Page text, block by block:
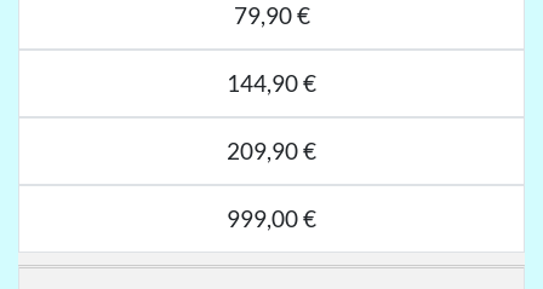
79,90 €
144,90 €
209,90 €
999,00 €